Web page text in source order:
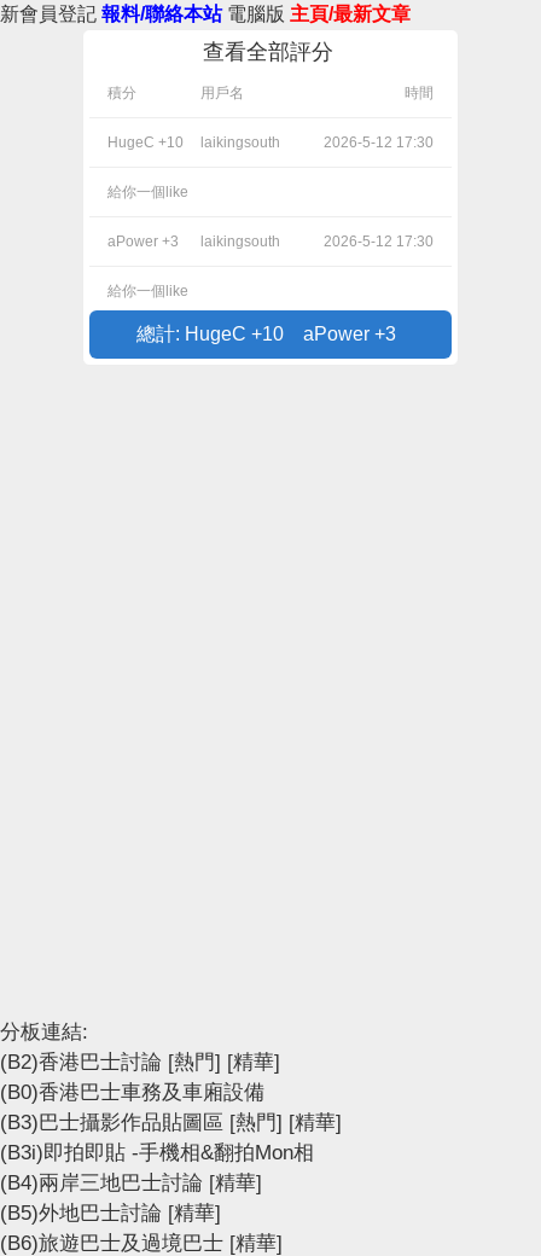
新會員登記 報料/聯絡本站 電腦版 主頁/最新文章
查看全部評分
積分 用戶名 時間
HugeC +10 laikingsouth 2026-5-12 17:30
給你一個like
aPower +3 laikingsouth 2026-5-12 17:30
給你一個like
總計: HugeC +10 aPower +3
分板連結:
(B2)香港巴士討論 [熱門] [精華]
(B0)香港巴士車務及車廂設備
(B3)巴士攝影作品貼圖區 [熱門] [精華]
(B3i)即拍即貼 -手機相&翻拍Mon相
(B4)兩岸三地巴士討論 [精華]
(B5)外地巴士討論 [精華]
(B6)旅遊巴士及過境巴士 [精華]